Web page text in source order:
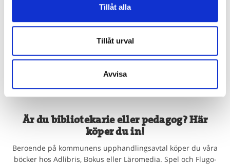
Tillåt alla
Tillåt urval
Avvisa
205 kr
Är du bibliotekarie eller pedagog? Här
köper du in!
Beroende på kommunens upphandlingsavtal köper du våra
böcker hos Adlibris, Bokus eller Läromedia. Spel och Flugo-